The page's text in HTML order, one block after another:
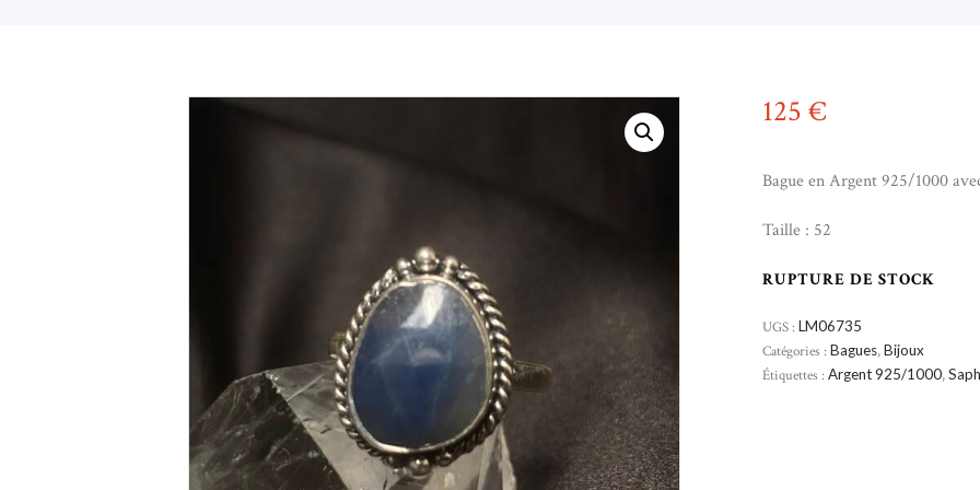
125 €
Bague en Argent 925/1000
Taille : 52
RUPTURE DE STOCK
UGS : LM06735
Catégories : Bagues,Bijoux
Étiquettes : Argent 925/1000,